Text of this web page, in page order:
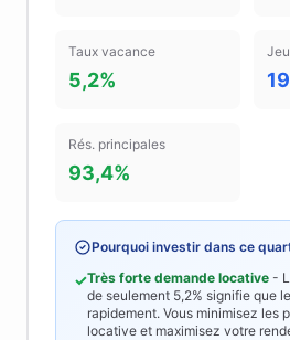
Taux vacance
5,2%
Rés. principales
93,4%
Pourquoi investir dans ce
✓Très forte demande locative -
de seulement 5,2% signifie que
rapidement. Vous minimisez les
locative et maximisez votre